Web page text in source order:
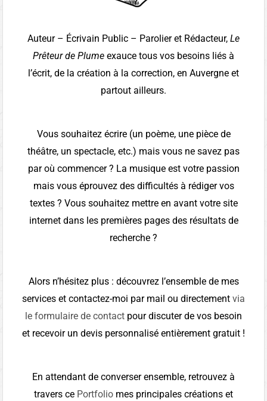
Auteur – Écrivain Public – Parolier et Rédacteur, Le
Prêteur de Plume exauce tous vos besoins liés à
l’écrit, de la création à la correction, en Auvergne et
partout ailleurs.
Vous souhaitez écrire (un poème, une pièce de
théâtre, un spectacle, etc.) mais vous ne savez pas
par où commencer ? La musique est votre passion
mais vous éprouvez des difficultés à rédiger vos
textes ? Vous souhaitez mettre en avant votre site
internet dans les premières pages des résultats de
recherche ?
Alors n’hésitez plus : découvrez l’ensemble de mes
services et contactez-moi par mail ou directement via
le formulaire de contact pour discuter de vos besoin
et recevoir un devis personnalisé entièrement gratuit !
En attendant de converser ensemble, retrouvez à
travers ce Portfolio mes principales créations et